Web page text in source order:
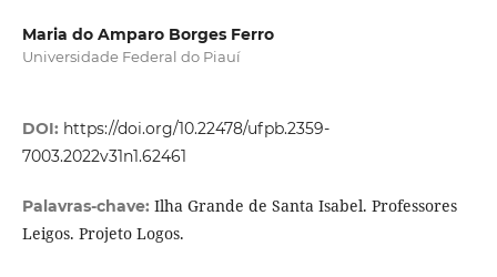
Maria do Amparo Borges Ferro
Universidade Federal do Piauí
DOI: https://doi.org/10.22478/ufpb.2359-
7003.2022v31n1.62461
Palavras-chave: Ilha Grande de Santa Isabel. Professores
Leigos. Projeto Logos.